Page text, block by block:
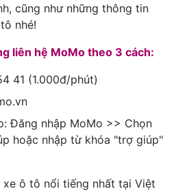
cũng như những thông tin
nhé!
liên hệ MoMo theo 3 cách:
41 (1.000đ/phút)
Đăng nhập MoMo >> Chọn
hoặc nhập từ khóa "trợ giúp"
xe ô tô nổi tiếng nhất tại Việt